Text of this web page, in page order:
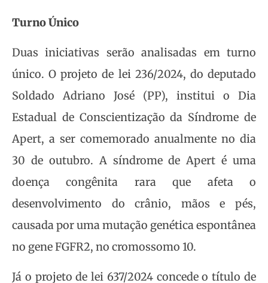
Turno Único
Duas iniciativas serão analisadas em turno
único. O projeto de lei 236/2024, do deputado
Soldado Adriano José (PP), institui o Dia
Estadual de Conscientização da Síndrome de
Apert, a ser comemorado anualmente no dia
30 de outubro. A síndrome de Apert é uma
doença congênita rara que afeta o
desenvolvimento do crânio, mãos e pés,
causada por uma mutação genética espontânea
no gene FGFR2, no cromossomo 10.
Já o projeto de lei 637/2024 concede o título de